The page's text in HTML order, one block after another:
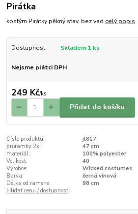
Pirátka
kostým Pirátky pěkný stav, bez vad celý popis
Dostupnost Skladem 1 ks
Nejsme plátci DPH
249 Kč/ks
Přidat do košíku
Číslo produktu:
jl817
průramky 2x:
47 cm
materiál:
100% polyester
Velikost:
40
Výrobce:
Wicked costumes
Barva:
černá vínová
Délka od ramene:
98 cm
Hlídat cenu / dostupnost